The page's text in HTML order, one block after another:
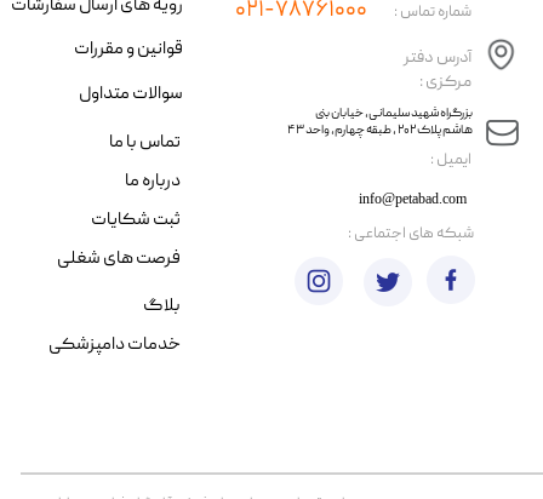
​ایمیل :
آدرس دفتر
مرکزی :
info@petabad.com
​​بزرگراه شهید سلیمانی، خیابان بنی
هاشم پلاک ۲۰۲ ، طبقه چهارم، واحد ۴۳
شماره تماس : ۰۲۱-۷۸۷۶۱۰۰۰
رویه های ارسال سفارشات
قوانین و مقررات
سوالات متداول
تماس با ما
درباره ما
ثبت شکایات
فرصت های شغلی
​شبکه های اجتماعی :
بلاگ
خدمات دامپزشکی